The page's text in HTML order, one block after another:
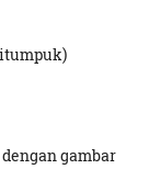
gambar